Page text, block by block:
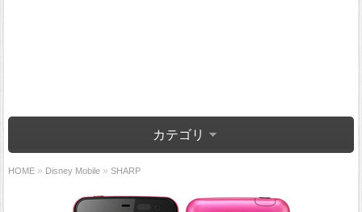
カテゴリ
HOME » Disney Mobile » SHARP